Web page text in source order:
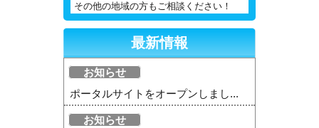
その他の地域の方もご相談ください！
最新情報
お知らせ
ポータルサイトをオープンしまし...
お知らせ